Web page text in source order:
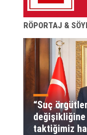
RÖPORTAJ &
“Suç
değişikliğine
taktiğimiz